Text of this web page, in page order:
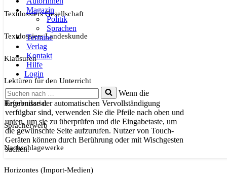
Magazin
Politik
Sprachen
Termine
Verlag
Kontakt
Hilfe
Login
Suchen
nach …
Wenn die
Ergebnisse der automatischen Vervollständigung
verfügbar sind, verwenden Sie die Pfeile nach oben und
unten, um sie zu überprüfen und die Eingabetaste, um
die gewünschte Seite aufzurufen. Nutzer von Touch-
Geräten können durch Berührung oder mit Wischgesten
suchen.
Textdossiers Gesellschaft
Textdossiers Landeskunde
Klausuren
Lektüren für den Unterricht
Referendariat
Spracherwerb
Nachschlagewerke
Horizontes (Import-Medien)